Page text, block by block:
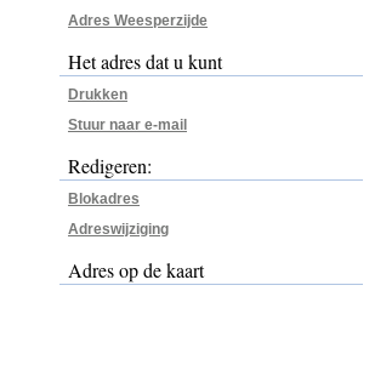
Adres Weesperzijde
Het adres dat u kunt
Drukken
Stuur naar e-mail
Redigeren:
Blokadres
Adreswijziging
Adres op de kaart